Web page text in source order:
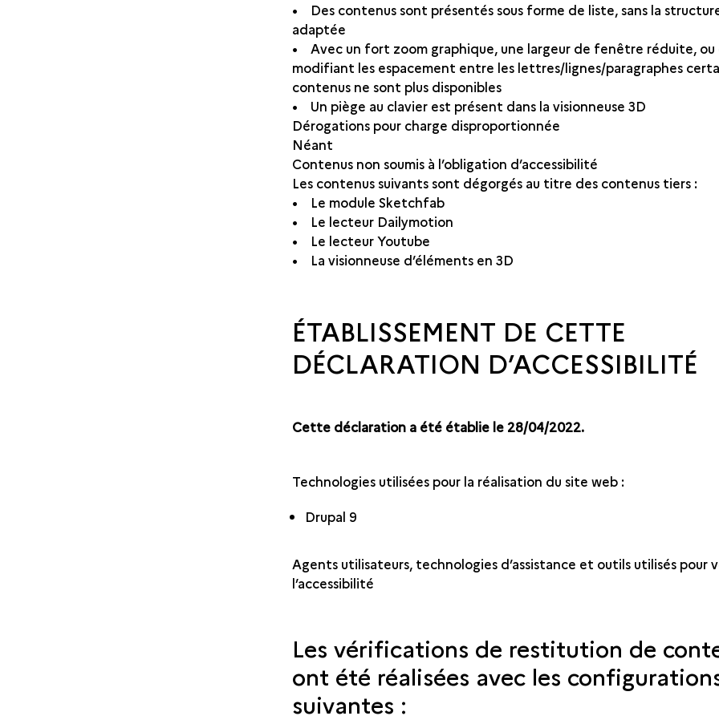
• Des contenus sont présentés sous forme de liste, sans la
adaptée
• Avec un fort zoom graphique, une largeur de fenêtre réduite, ou
modifiant les espacement entre les lettres/lignes/paragraphes
contenus ne sont plus disponibles
• Un piège au clavier est présent dans la visionneuse 3D
Dérogations pour charge disproportionnée
Néant
Contenus non soumis à l’obligation d’accessibilité
Les contenus suivants sont dégorgés au titre des contenus tiers :
• Le module Sketchfab
• Le lecteur Dailymotion
• Le lecteur Youtube
• La visionneuse d’éléments en 3D
ÉTABLISSEMENT DE CETTE
DÉCLARATION D’ACCESSIBILITÉ
Cette déclaration a été établie le 28/04/2022.
Technologies utilisées pour la réalisation du site web :
Drupal 9
Agents utilisateurs, technologies d’assistance et outils utilisés pour
l’accessibilité
Les vérifications de restitution de
ont été réalisées avec les
suivantes :